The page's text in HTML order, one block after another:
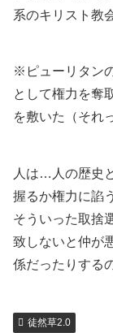
系のキリスト教
※ピューリタン
として権力を奪
を敷いた（それ
人は…人の歴史
握るか権力に諂
そういった取捨
致しないと仲が
係だったりする
徒然草2.0